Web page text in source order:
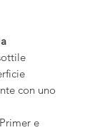
con uno
e